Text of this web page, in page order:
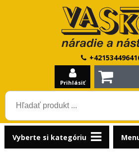
Prihlásiť
Vyberte si kategóriu